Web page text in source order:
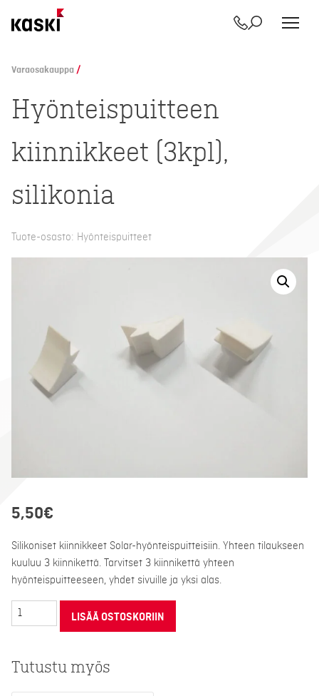
sisältöön
Yhteystiedot
Etsi
Varaosakauppa /
Hyönteispuitteen
kiinnikkeet (3kpl),
silikonia
Tuote-osasto: Hyönteispuitteet
5,50€
Silikoniset kiinnikkeet Solar-hyönteispuitteisiin. Yhteen tilaukseen
kuuluu 3 kiinnikettä. Tarvitset 3 kiinnikettä yhteen
hyönteispuitteeseen, yhdet sivuille ja yksi alas.
Hyönteispuitteen
kiinnikkeet
silikonia
määrä
LISÄÄ OSTOSKORIIN
Tutustu myös